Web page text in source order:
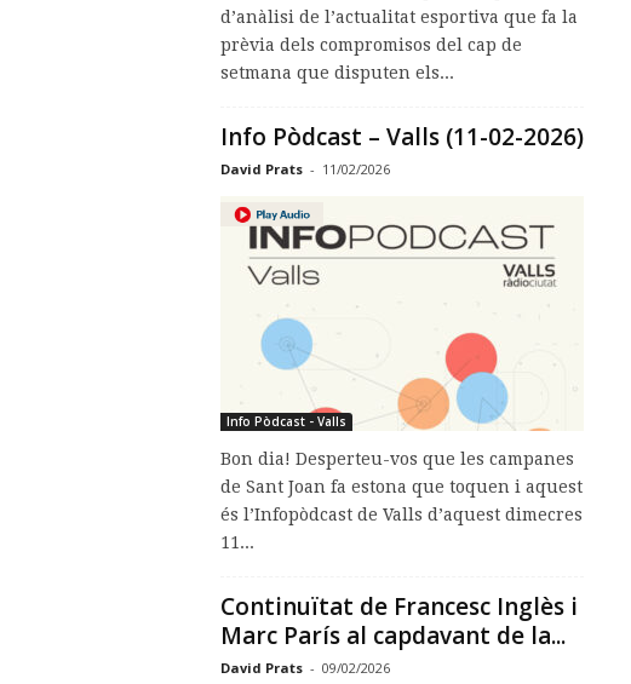
d’anàlisi de l’actualitat esportiva que fa la
prèvia dels compromisos del cap de
setmana que disputen els...
Info Pòdcast – Valls (11-02-2026)
David Prats - 11/02/2026
Info Pòdcast - Valls
Bon dia! Desperteu-vos que les campanes
de Sant Joan fa estona que toquen i aquest
és l’Infopòdcast de Valls d’aquest dimecres
11...
Continuïtat de Francesc Inglès i
Marc París al capdavant de la...
David Prats - 09/02/2026